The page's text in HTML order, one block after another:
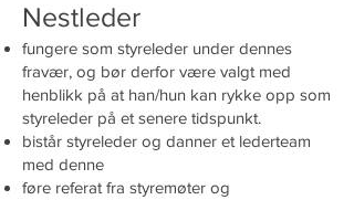
Nestleder
fungere som styreleder under dennes
fravær, og bør derfor være valgt med
henblikk på at han/hun kan rykke opp som
styreleder på et senere tidspunkt.
bistår styreleder og danner et lederteam
med denne
føre referat fra styremøter og